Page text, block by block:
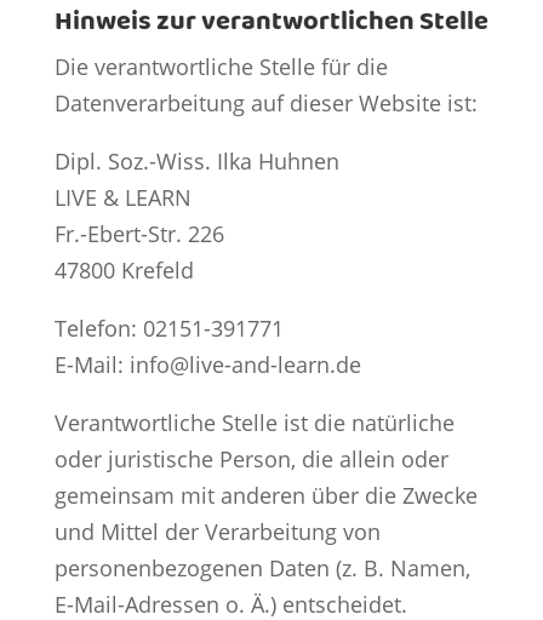
Hinweis zur verantwortlichen Stelle
Die verantwortliche Stelle für die
Datenverarbeitung auf dieser Website ist:
Dipl. Soz.-Wiss. Ilka Huhnen
​​LIVE & LEARN
Fr.-Ebert-Str. 226
47800 Krefeld
Telefon: 02151-391771
E-Mail: info@live-and-learn.de
Verantwortliche Stelle ist die natürliche
oder juristische Person, die allein oder
gemeinsam mit anderen über die Zwecke
und Mittel der Verarbeitung von
personenbezogenen Daten (z. B. Namen,
E-Mail-Adressen o. Ä.) entscheidet.